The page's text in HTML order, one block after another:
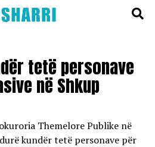
tetë personave
në Shkup
Themelore Publike në
kundër tetë personave për